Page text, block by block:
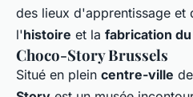
des lieux d'apprentissage et
l'histoire et la fabrication
Choco-Story Brussels
Situé en plein centre-ville de